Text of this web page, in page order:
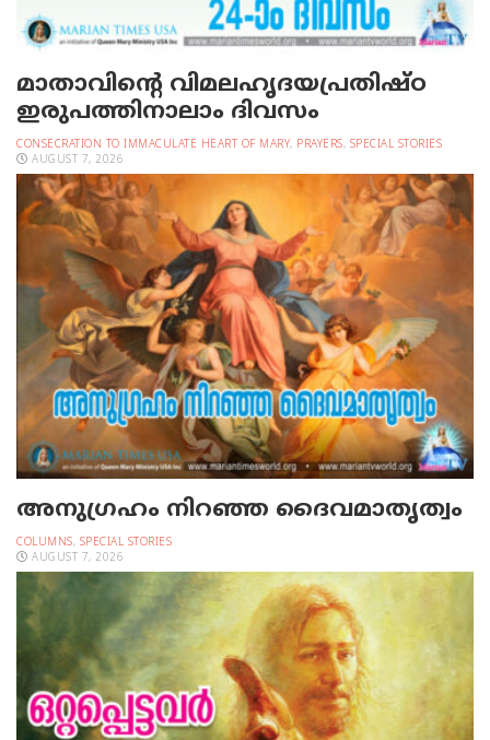
മാതാവിന്റെ വിമലഹൃദയപ്രതിഷ്ഠ
ഇരുപത്തിനാലാം ദിവസം
CONSECRATION TO IMMACULATE HEART OF MARY, PRAYERS, SPECIAL STORIES
AUGUST 7, 2026
അനുഗ്രഹം നിറഞ്ഞ ദൈവമാതൃത്വം
COLUMNS, SPECIAL STORIES
AUGUST 7, 2026